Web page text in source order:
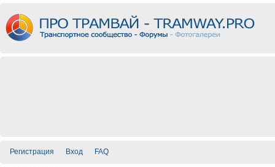
Регистрация Вход FAQ